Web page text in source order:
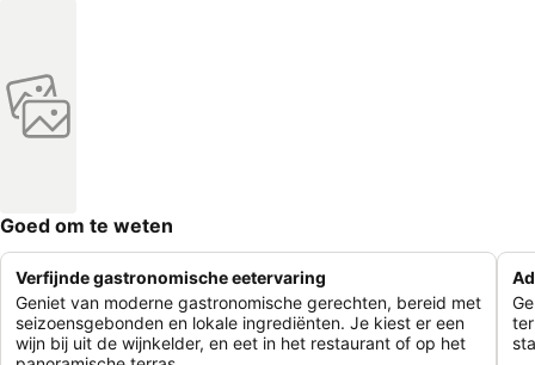
Goed om te weten
Verfijnde gastronomische eetervaring
Geniet van moderne gastronomische gerechten, bereid met
seizoensgebonden en lokale ingrediënten. Je kiest er een
wijn bij uit de wijnkelder, en eet in het restaurant of op het